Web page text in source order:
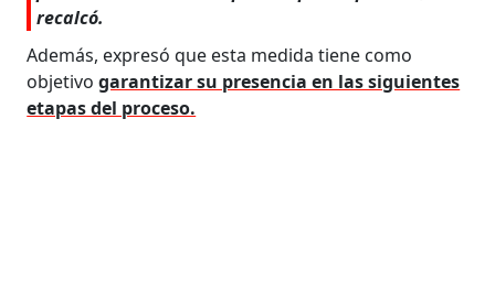
recalcó.
Además, expresó que esta medida tiene como
objetivogarantizar su presencia en las siguientes
etapas del proceso.